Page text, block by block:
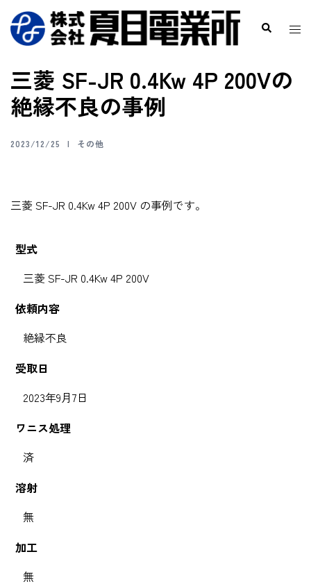
三菱 SF-JR 0.4Kw 4P 200Vの
絶縁不良の事例
2023/12/25 その他
三菱 SF-JR 0.4Kw 4P 200V の事例です。
型式
三菱 SF-JR 0.4Kw 4P 200V
依頼内容
絶縁不良
受取日
2023年9月7日
ワニス処理
済
溶射
無
加工
無